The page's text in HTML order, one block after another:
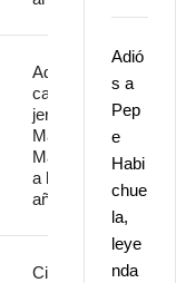
Adiós al
cantaor
jerezano
Manuel
Malena
a los 67
años
Cita con
Adió
s a
Pep
e
Habi
chue
la,
leye
nda